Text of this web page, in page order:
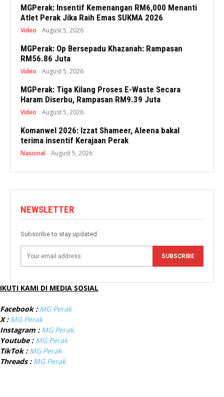
MGPerak: Insentif Kemenangan RM6,000 Menanti
Atlet Perak Jika Raih Emas SUKMA 2026
Video August 5, 2026
MGPerak: Op Bersepadu Khazanah: Rampasan
RM56.86 Juta
Video August 5, 2026
MGPerak: Tiga Kilang Proses E-Waste Secara
Haram Diserbu, Rampasan RM9.39 Juta
Video August 5, 2026
Komanwel 2026: Izzat Shameer, Aleena bakal
terima insentif Kerajaan Perak
Nasional August 5, 2026
NEWSLETTER
Subscribe to stay updated.
SUBSCRIBE
IKUTI KAMI DI MEDIA SOSIAL
Facebook : MG Perak
X : MG Perak
Instagram : MG Perak
Youtube : MG Perak
TikTok : MG Perak
Threads : MG Perak